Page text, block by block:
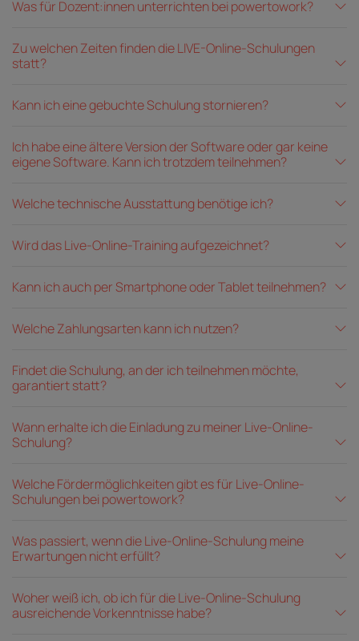
Was für Dozent:innen unterrichten bei powertowork?
Zu welchen Zeiten finden die LIVE-Online-Schulungen
statt?
Kann ich eine gebuchte Schulung stornieren?
Ich habe eine ältere Version der Software oder gar keine
eigene Software. Kann ich trotzdem teilnehmen?
Welche technische Ausstattung benötige ich?
Wird das Live-Online-Training aufgezeichnet?
Kann ich auch per Smartphone oder Tablet teilnehmen?
Welche Zahlungsarten kann ich nutzen?
Findet die Schulung, an der ich teilnehmen möchte,
garantiert statt?
Wann erhalte ich die Einladung zu meiner Live-Online-
Schulung?
Welche Fördermöglichkeiten gibt es für Live-Online-
Schulungen bei powertowork?
Was passiert, wenn die Live-Online-Schulung meine
Erwartungen nicht erfüllt?
Woher weiß ich, ob ich für die Live-Online-Schulung
ausreichende Vorkenntnisse habe?